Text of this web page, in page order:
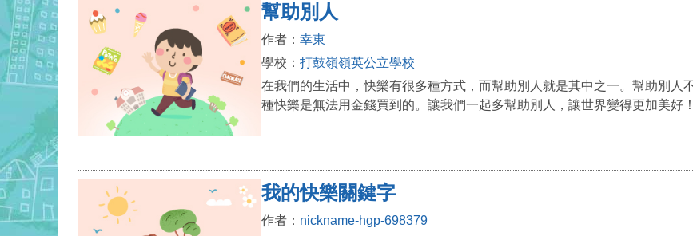
幫助別人
作者： 幸東
學校： 打鼓嶺嶺英公立學校
在我們的生活中，快樂有很多種方式，而幫助別人就是其中之一。幫助別人
種快樂是無法用金錢買到的。讓我們一起多幫助別人，讓世界變得更加美好！
我的快樂關鍵字
作者： nickname-hgp-698379